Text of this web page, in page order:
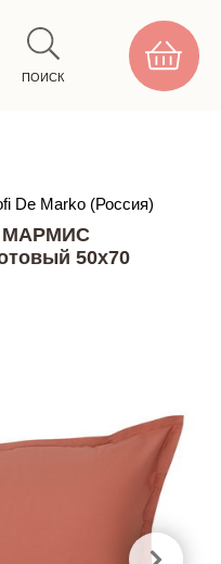
ПОИСК
De Marko (Россия)
МАРМИС
50х70